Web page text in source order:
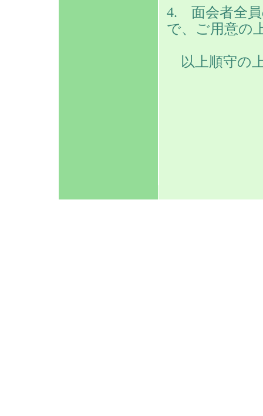
4. 面会者全員
で、ご用意の
以上順守の